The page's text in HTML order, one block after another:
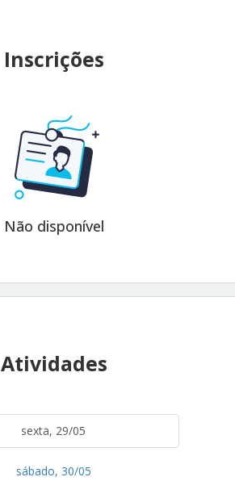
Inscrições
Não disponível
Atividades
sexta, 29/05
sábado, 30/05